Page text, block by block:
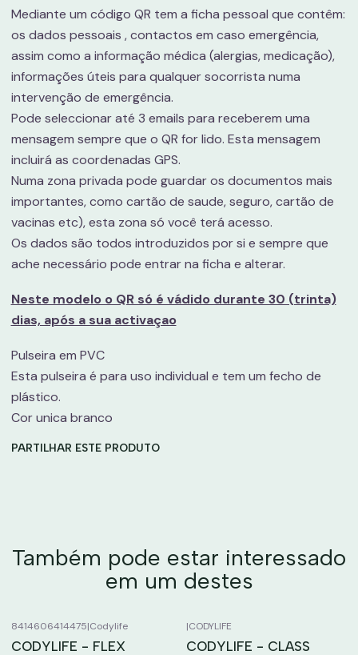
Mediante um código QR tem a ficha pessoal que contêm:
os dados pessoais , contactos em caso emergência,
assim como a informação médica (alergias, medicação),
informações úteis para qualquer socorrista numa
intervenção de emergência.
Pode seleccionar até 3 emails para receberem uma
mensagem sempre que o QR for lido. Esta mensagem
incluirá as coordenadas GPS.
Numa zona privada pode guardar os documentos mais
importantes, como cartão de saude, seguro, cartão de
vacinas etc), esta zona só você terá acesso.
Os dados são todos introduzidos por si e sempre que
ache necessário pode entrar na ficha e alterar.
Neste modelo o QR só é vádido durante 30 (trinta)
dias, após a sua activaçao
Pulseira em PVC
Esta pulseira é para uso individual e tem um fecho de
plástico.
Cor unica branco
PARTILHAR ESTE PRODUTO
Também pode estar interessado
em um destes
8414606414475|Codylife
CODYLIFE - FLEX
|CODYLIFE
CODYLIFE - CLASS